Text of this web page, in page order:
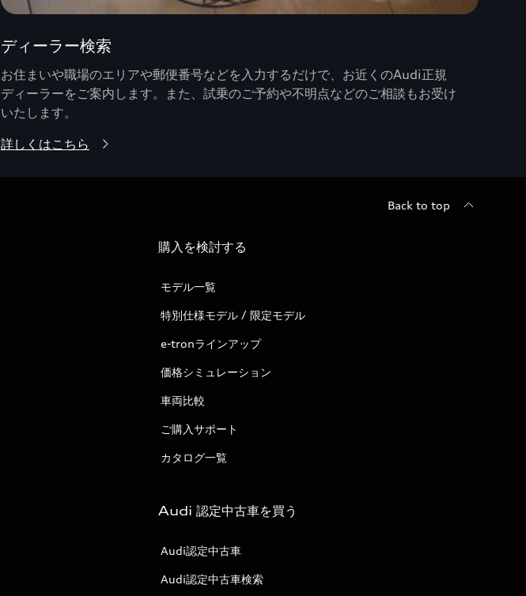
ディーラー検索
お住まいや職場のエリアや郵便番号などを入力するだけで、お近くのAudi正規
ディーラーをご案内します。また、試乗のご予約や不明点などのご相談もお受け
いたします。
詳しくはこちら
Back to top
購入を検討する
モデル一覧
特別仕様モデル / 限定モデル
e-tronラインアップ
価格シミュレーション
車両比較
ご購入サポート
カタログ一覧
Audi 認定中古車を買う
Audi認定中古車
Audi認定中古車検索